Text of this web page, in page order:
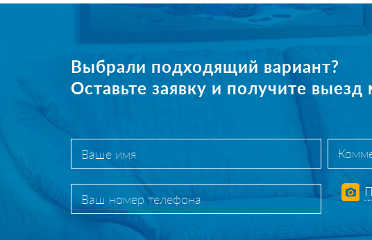
Выбрали подходящий вариант?
Оставьте заявку и получите